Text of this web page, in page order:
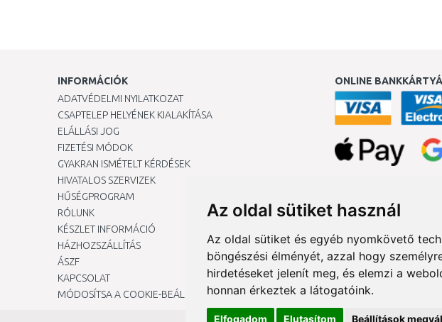
Az oldal sütiket használ
Az oldal sütiket és egyéb nyomkövető
böngészési élményét, azzal hogy
hirdetéseket jelenít meg, és elemzi a
honnan érkeztek a látogatóink.
Elfogadom Elutasítom Beállítások
INFORMÁCIÓK
ADATVÉDELMI NYILATKOZAT
CSAPTELEP HELYÉNEK KIALAKÍTÁSA
ELÁLLÁSI JOG
FIZETÉSI MÓDOK
GYAKRAN ISMÉTELT KÉRDÉSEK
HIVATALOS SZERVIZEK
HŰSÉGPROGRAM
RÓLUNK
KÉSZLET INFORMÁCIÓ
HÁZHOZSZÁLLÍTÁS
ÁSZF
KAPCSOLAT
MÓDOSÍTSA A COOKIE-BEÁLLÍTÁSAIMAT
ONLINE